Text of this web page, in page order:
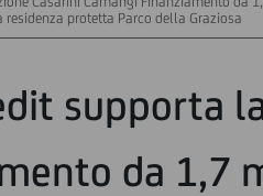
protetta Parco della Graziosa
supporta
da 1,7